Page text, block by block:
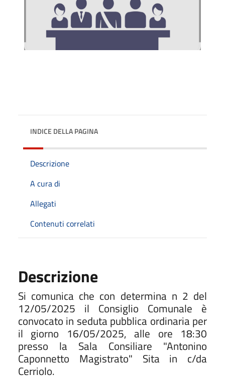
INDICE DELLA PAGINA
Descrizione
A cura di
Allegati
Contenuti correlati
Descrizione
Si comunica che con determina n 2 del
12/05/2025 il Consiglio Comunale è
convocato in seduta pubblica ordinaria per
il giorno 16/05/2025, alle ore 18:30
presso la Sala Consiliare "Antonino
Caponnetto Magistrato" Sita in c/da
Cerriolo.